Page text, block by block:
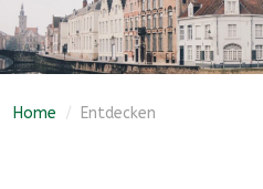
Home / Entdecken